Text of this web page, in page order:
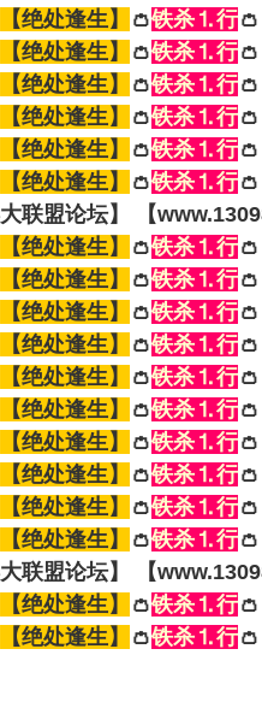
【绝处逢生】 👛铁杀⒈行
【绝处逢生】 👛铁杀⒈行
【绝处逢生】 👛铁杀⒈行
【绝处逢生】 👛铁杀⒈行
【绝处逢生】 👛铁杀⒈行
【绝处逢生】 👛铁杀⒈行
大联盟论坛】 【
【绝处逢生】 👛铁杀⒈行
【绝处逢生】 👛铁杀⒈行
【绝处逢生】 👛铁杀⒈行
【绝处逢生】 👛铁杀⒈行
【绝处逢生】 👛铁杀⒈行
【绝处逢生】 👛铁杀⒈行
【绝处逢生】 👛铁杀⒈行
【绝处逢生】 👛铁杀⒈行
【绝处逢生】 👛铁杀⒈行
【绝处逢生】 👛铁杀⒈行
大联盟论坛】 【
【绝处逢生】 👛铁杀⒈行
【绝处逢生】 👛铁杀⒈行